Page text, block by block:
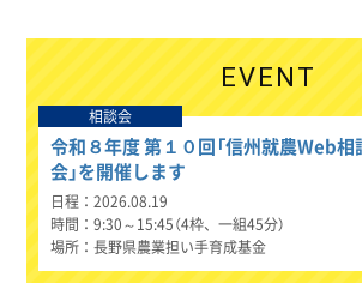
EVENT
相談会
令和８年度 第１０回「信州就農Web相
会」を開催します
日程
2026.08.19
時間
9:30～15:45（4枠、一組45分）
場所
長野県農業担い手育成基金